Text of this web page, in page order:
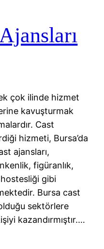
çok ilinde hizmet
kavuşturmak
Cast
hizmeti, Bursa’da
ajansları,
figüranlık,
gibi
Bursa cast
sektörlere
kazandırmıştır.…